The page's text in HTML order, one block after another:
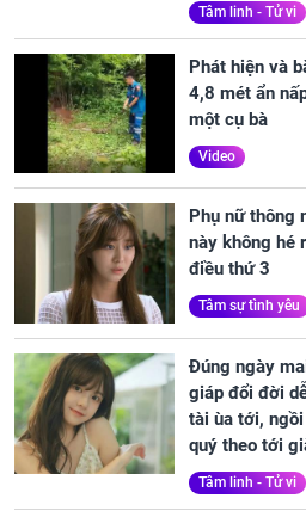
Tâm linh - Tử vi
Phát hiện và
4,8 mét ẩn
một cụ bà
Video
Phụ nữ thông
này không hé
điều thứ 3
Tâm sự tình yêu
Đúng ngày
giáp đổi đời
tài ùa tới,
quý theo tới
Tâm linh - Tử vi